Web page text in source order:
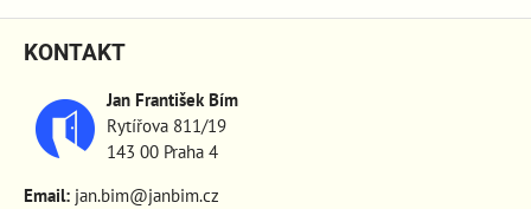
KONTAKT
Jan František Bím
Rytířova 811/19
143 00 Praha 4
Email: jan.bim@janbim.cz